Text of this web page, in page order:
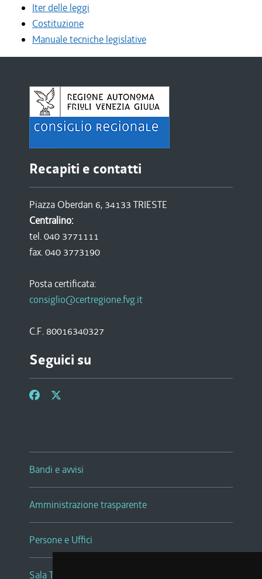
Iter delle leggi
Costituzione
Manuale tecniche legislative
Recapiti e contatti
Piazza Oberdan 6, 34133 TRIESTE
Centralino:
tel. 040 3771111
fax. 040 3773190
Posta certificata:
consiglio@certregione.fvg.it
C.F. 80016340327
Seguici su
Bandi e avvisi
Amministrazione trasparente
Persone e Uffici
Sala Tiziano Tessitori